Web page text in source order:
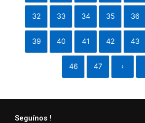
32 33 34 35 36
39 40 41 42 43
46 47 ›
Seguínos !